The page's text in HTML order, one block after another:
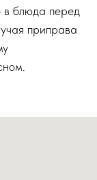
в блюда перед
приправа